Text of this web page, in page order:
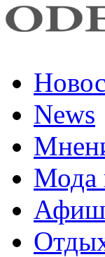
News
Мода